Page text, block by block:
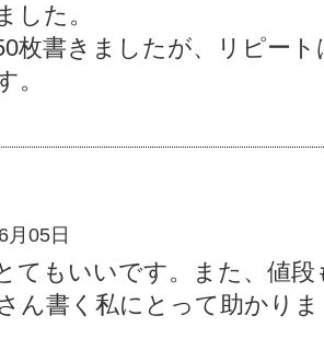
した。
枚書きましたが、リピート
。
月05日
てもいいです。また、値段
ん書く私にとって助かりま